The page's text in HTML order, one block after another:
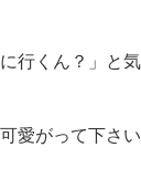
行くん？」と
愛がって下さい